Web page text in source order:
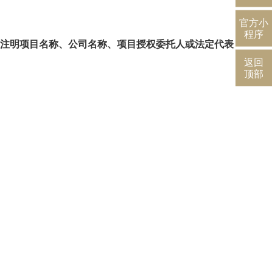
官方小
程序
返回
顶部
明项目名称、公司名称、项目授权委托人或法定代表